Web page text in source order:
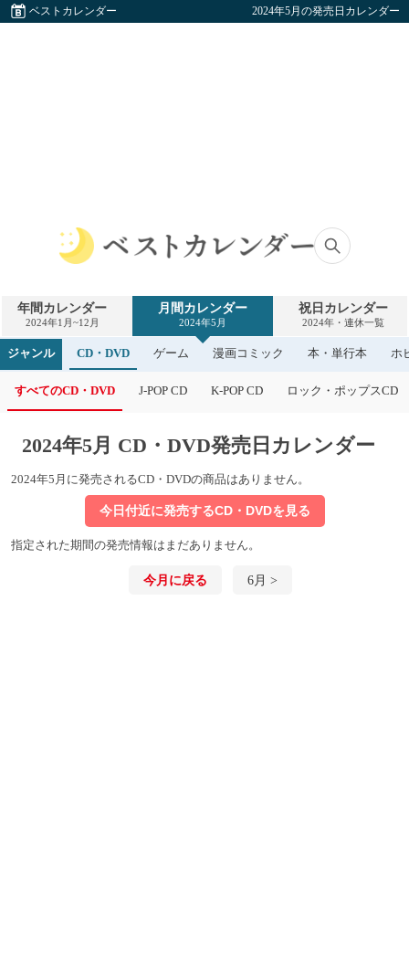
ベストカレンダー 2024年5月の発売日カレンダー
ト
カ
年間カレンダー
2024年1月~12月
月間カレンダー
2024年5月
祝日カレンダー
2024年・連休一覧
ジャンル CD・DVD ゲーム 漫画コミック 本・単行本 ホ
すべてのCD・DVD J-POP CD K-POP CD ロック・ポップスCD
2024年5月 CD・DVD発売日カレンダー
2024年5月に発売されるCD・DVDの商品はありません。
今日付近に発売するCD・DVDを見る
指定された期間の発売情報はまだありません。
今月に戻る 6月 >